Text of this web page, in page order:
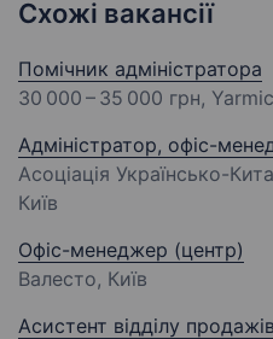
Схожі вакансії
Помічник адміністратора
30 000 – 35 000 грн,
Адміністратор, офіс-
Асоціація Українсько-
Київ
Офіс-менеджер (центр)
Валесто, Київ
Асистент відділу продажів